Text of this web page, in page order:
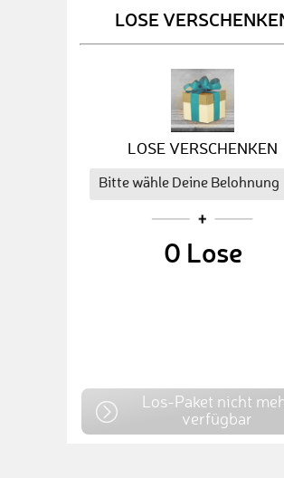
LOSE
LOSE VERSCHENKEN
0 Lose
Los-Paket nicht
verfügbar